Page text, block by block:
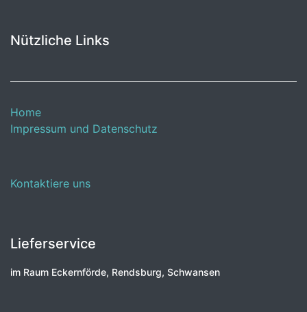
Nützliche Links
Home
Impressum und Datenschutz
Kontaktiere uns
Lieferservice
im Raum Eckernförde, Rendsburg, Schwansen